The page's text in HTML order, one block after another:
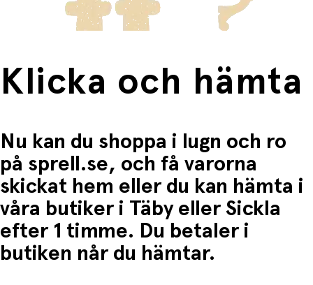
Klicka och hämta
Nu kan du shoppa i lugn och ro
på sprell.se, och få varorna
skickat hem eller du kan hämta i
våra butiker i Täby eller Sickla
efter 1 timme. Du betaler i
butiken når du hämtar.